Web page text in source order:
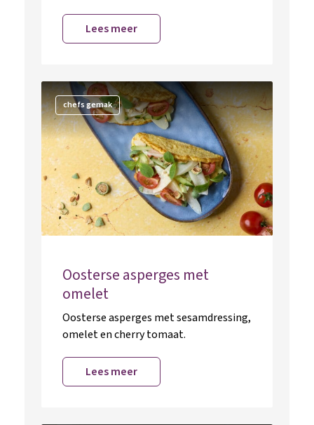
Lees meer
chefs gemak
Oosterse asperges met
omelet
Oosterse asperges met sesamdressing,
omelet en cherry tomaat.
Lees meer